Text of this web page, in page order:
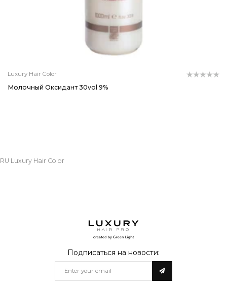
Luxury Hair Color
Молочный Оксидант 30vol 9%
RU Luxury Hair Color
@green_light_ukraine
Подписаться на новости: